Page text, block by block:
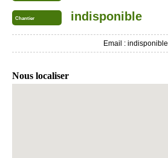
Chantier indisponible
Email : indisponible
Nous localiser